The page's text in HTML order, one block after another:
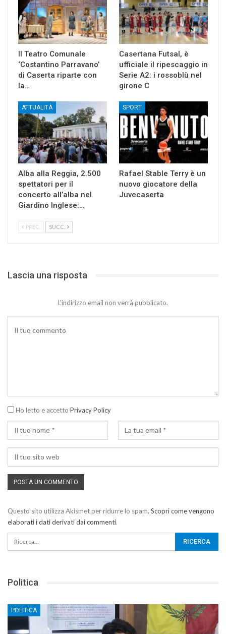
Il Teatro Comunale
‘Costantino Parravano’
di Caserta riparte con
la…
Casertana Futsal, è
ufficiale il ripescaggio in
Serie A2: i rossoblù nel
girone C
ATTUALITÀ
Alba alla Reggia, 2.500
spettatori per il
concerto all’alba nel
Giardino Inglese:…
SPORT
Rafael Stable Terry è un
nuovo giocatore della
Juvecaserta
PREC. SUCC.
Lascia una risposta
L'indirizzo email non verrà pubblicato.
Ho letto e accetto Privacy Policy
Questo sito utilizza Akismet per ridurre lo spam. Scopri come vengono
elaborati i dati derivati dai commenti.
Politica
POLITICA